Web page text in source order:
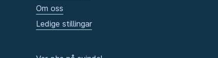
Om oss
Ledige stillingar